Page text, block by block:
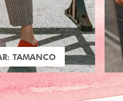
TAMANCO